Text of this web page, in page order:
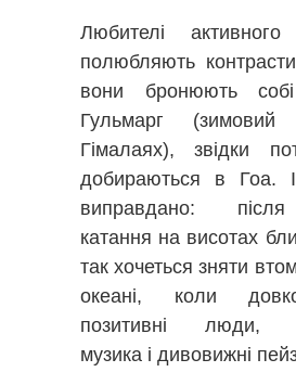
Любителі активного
полюбляють
вони бронюють
Гульмарг
Гімалаях), звідки
добираються в Гоа.
виправдано:
катання на висотах
так хочеться зняти
океані, коли
позитивні люди,
музика і дивовижні